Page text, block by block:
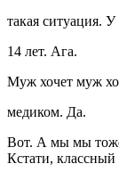
такая ситуация.
14 лет. Ага.
Муж хочет муж
медиком. Да.
Вот. А мы мы
Кстати, классный